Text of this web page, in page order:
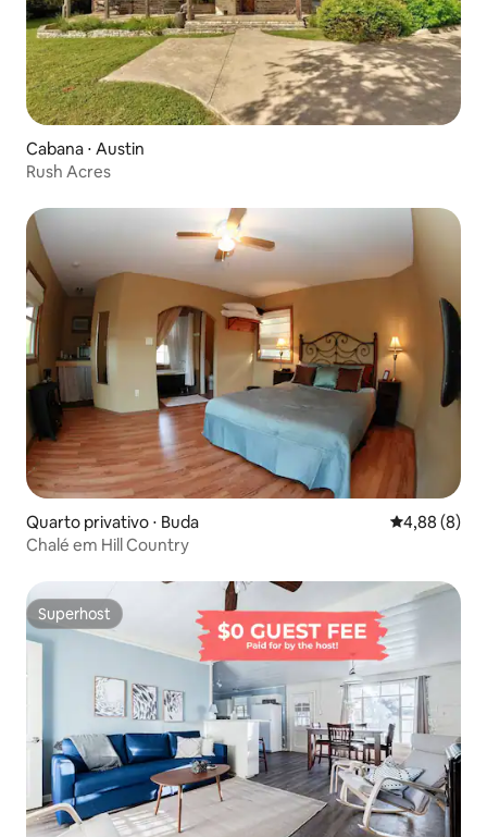
Cabana ⋅ Austin
Rush Acres
Quarto privativo ⋅ Buda 4,88 de uma
4,88 (8)
Chalé em Hill Country
Superhost
Superhost